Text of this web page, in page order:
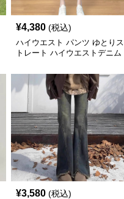
¥4,380 (税込)
ハイウエスト パンツ ゆとりス
トレート ハイウエストデニム
¥3,580 (税込)